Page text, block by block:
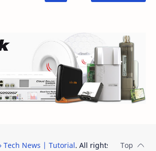
Tech News | Tutorial. All rights reserved.